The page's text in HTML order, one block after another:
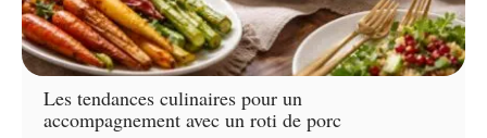
Les tendances culinaires pour un
accompagnement avec un roti de porc